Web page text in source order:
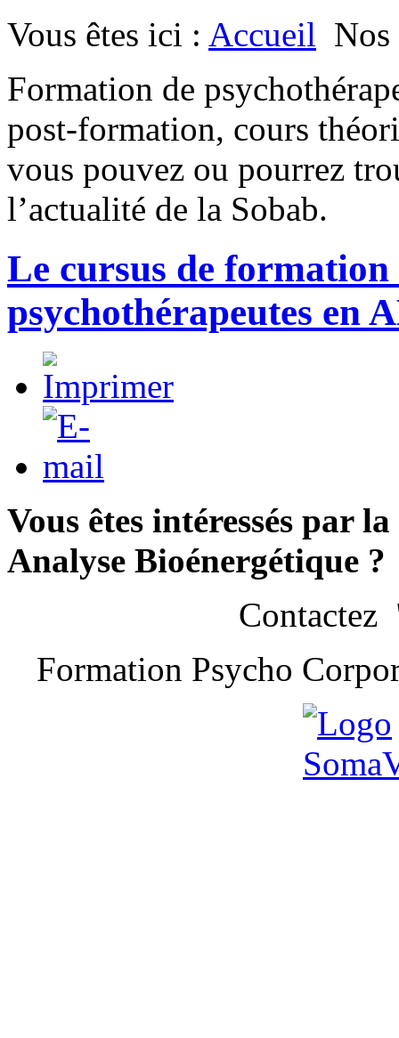
Vous êtes ici : Accueil
Formation de
post-formation, cours
vous pouvez ou pourrez
l’actualité de la Sobab.
Le cursus de
psychothérapeutes en
Vous êtes intéressés par
Analyse Bioénergétique ?
Contactez
Formation Psycho